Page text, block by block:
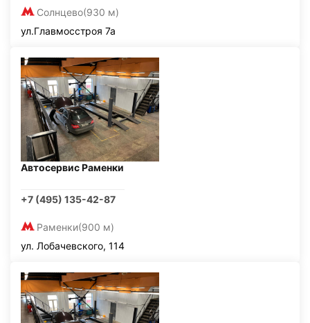
Солнцево(930 м)
ул.Главмосстроя 7а
Автосервис Раменки
+7 (495) 135-42-87
Раменки(900 м)
ул. Лобачевского, 114